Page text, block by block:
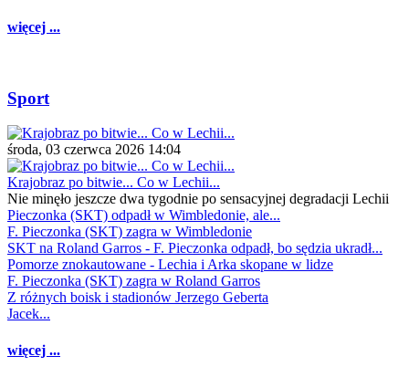
więcej ...
Sport
środa, 03 czerwca 2026 14:04
Krajobraz po bitwie... Co w Lechii...
Nie minęło jeszcze dwa tygodnie po sensacyjnej degradacji Lechii
Pieczonka (SKT) odpadł w Wimbledonie, ale...
F. Pieczonka (SKT) zagra w Wimbledonie
SKT na Roland Garros - F. Pieczonka odpadł, bo sędzia ukradł...
Pomorze znokautowane - Lechia i Arka skopane w lidze
F. Pieczonka (SKT) zagra w Roland Garros
Z różnych boisk i stadionów Jerzego Geberta
Jacek...
więcej ...